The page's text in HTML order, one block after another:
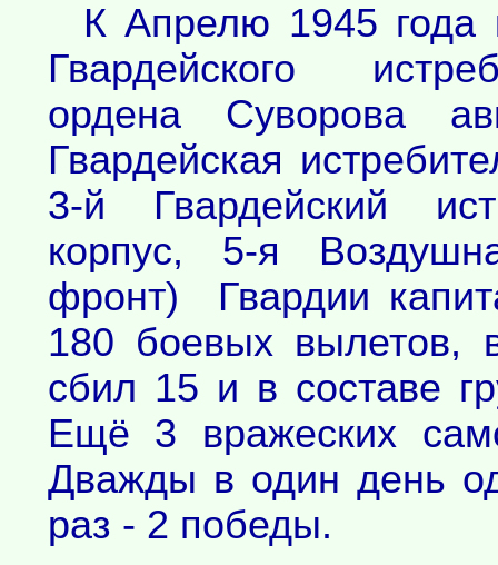
К Апрелю 1945 года
Гвардейского
ордена Суворова
Гвардейская
3-й Гвардейский
корпус, 5-я
фронт) Гвардии
180 боевых вылетов,
сбил 15 и в составе
Ещё 3 вражеских
Дважды в один день
раз - 2 победы.